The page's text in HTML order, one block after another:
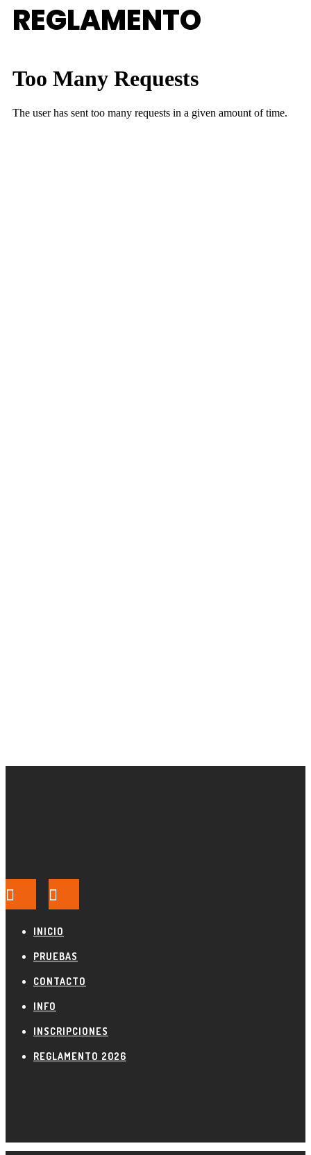
REGLAMENTO
INICIO
PRUEBAS
CONTACTO
INFO
INSCRIPCIONES
REGLAMENTO 2026